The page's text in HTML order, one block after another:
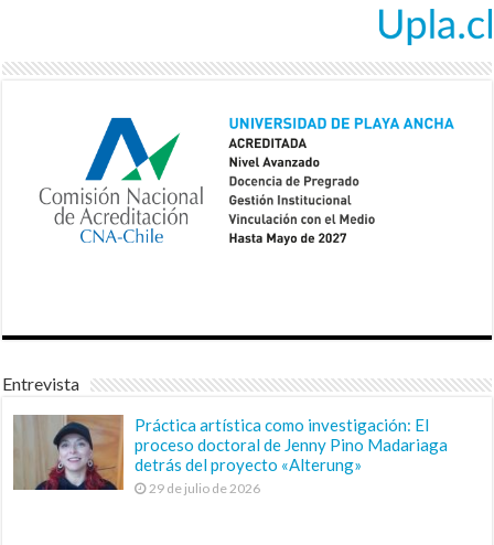
Entrevista
Práctica artística como investigación: El
proceso doctoral de Jenny Pino Madariaga
detrás del proyecto «Alterung»
29 de julio de 2026